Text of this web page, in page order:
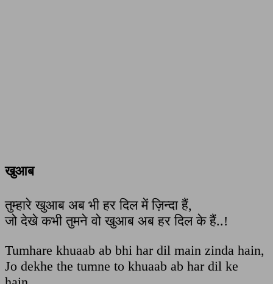
खुआब
तुम्हारे खुआब अब भी हर दिल में ज़िन्दा हैं,
जो देखे कभी तुमने वो खुआब अब हर दिल के हैं..!
Tumhare khuaab ab bhi har dil main zinda hain,
Jo dekhe the tumne to khuaab ab har dil ke